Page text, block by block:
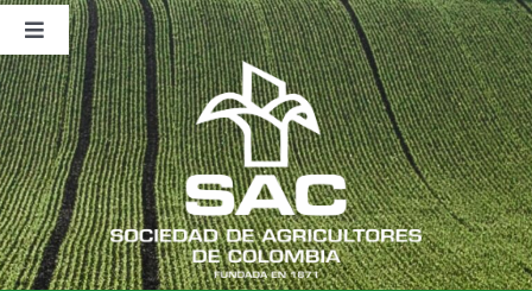
Saltar
contenido
Toggle
Navigation
Nosotros
Publicaciones
Sala de Prensa
Eventos